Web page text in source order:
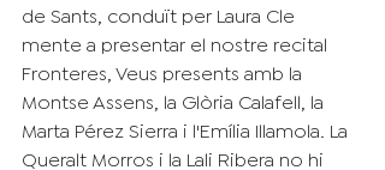
de Sants, conduït per Laura Cle
mente a presentar el nostre recital
Fronteres, Veus presents amb la
Montse Assens, la Glòria Calafell, la
Marta Pérez Sierra i l'Emília Illamola. La
Queralt Morros i la Lali Ribera no hi